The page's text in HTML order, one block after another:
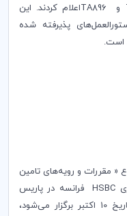
‌ و‌‌ TA896اعلام کردند. این
پذیرفته شده
است.
« مقررات و رویه‌های تامین
HSBC
فرانسه در پاریس
برگزار خواهد شد. در این اجلاس که در تاریخ 10 اکتبر برگزار می‌شود‌،